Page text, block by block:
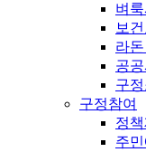
벼
보
라
공
구
구정참여
정
주